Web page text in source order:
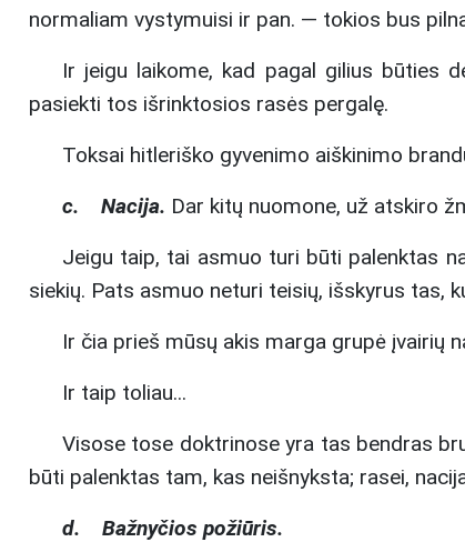
normaliam vystymuisi ir pan. — tokios bus
Ir jeigu laikome, kad pagal gilius būties
pasiekti tos išrinktosios rasės pergalę.
Toksai hitleriško gyvenimo aiškinimo
c. Nacija. Dar kitų nuomone, už atskiro
Jeigu taip, tai asmuo turi būti palenktas
siekių. Pats asmuo neturi teisių, išskyrus tas,
Ir čia prieš mūsų akis marga grupė įvairių
Ir taip toliau...
Visose tose doktrinose yra tas bendras
būti palenktas tam, kas neišnyksta; rasei,
d. Bažnyčios požiūris.